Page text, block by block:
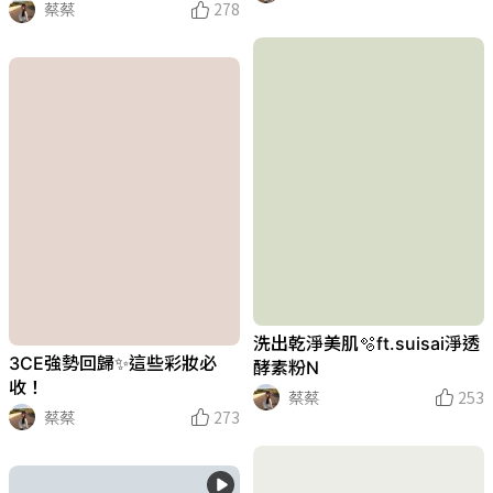
蔡蔡
278
洗出乾淨美肌🫧ft.suisai淨透
酵素粉N
蔡蔡
253
3CE強勢回歸✨這些彩妝必
收！
蔡蔡
273